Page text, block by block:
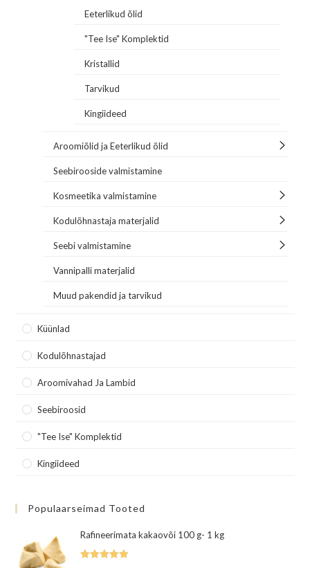
Eeterlikud õlid
"Tee Ise" Komplektid
Kristallid
Tarvikud
Kingiideed
Aroomiõlid ja Eeterlikud õlid
Seebirooside valmistamine
Kosmeetika valmistamine
Kodulõhnastaja materjalid
Seebi valmistamine
Vannipalli materjalid
Muud pakendid ja tarvikud
Küünlad
Kodulõhnastajad
Aroomivahad Ja Lambid
Seebiroosid
"Tee Ise" Komplektid
Kingiideed
Populaarseimad Tooted
Rafineerimata kakaovõi 100 g- 1 kg